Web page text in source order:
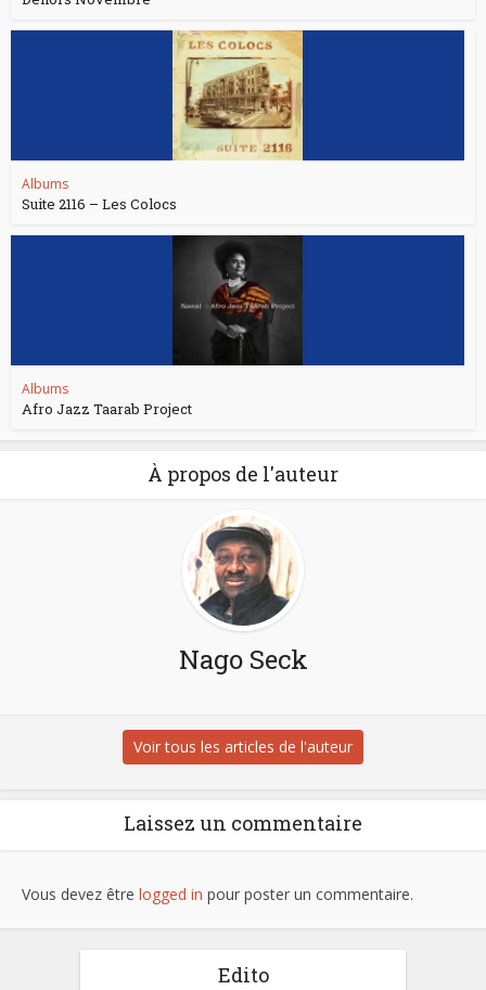
Albums
Suite 2116 – Les Colocs
Albums
Afro Jazz Taarab Project
À propos de l'auteur
Nago Seck
Voir tous les articles de l'auteur
Laissez un commentaire
Vous devez être logged in pour poster un commentaire.
Edito